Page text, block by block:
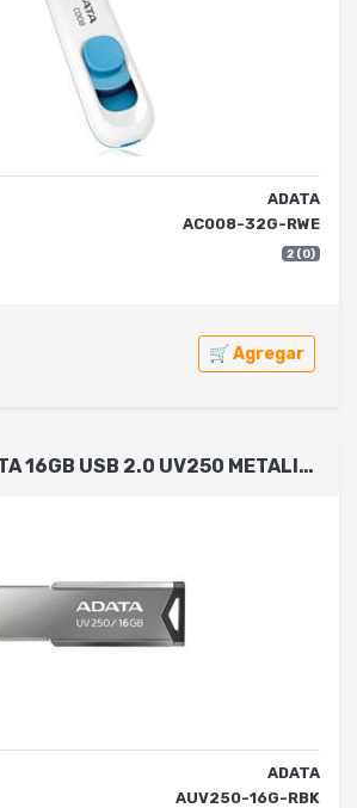
ADATA
AC008-32G-RWE
2 (0)
🛒 Agregar
MEMORIA ADATA 16GB USB 2.0 UV250 METALICA AUV250-16G-RBK
ADATA
AUV250-16G-RBK